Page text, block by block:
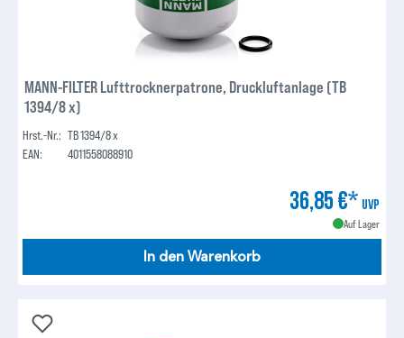
MANN-FILTER Lufttrocknerpatrone, Druckluftanlage (TB
1394/8 x)
Hrst.-Nr.: TB 1394/8 x
EAN:
4011558088910
36,85 €* UVP
Auf Lager
In den Warenkorb